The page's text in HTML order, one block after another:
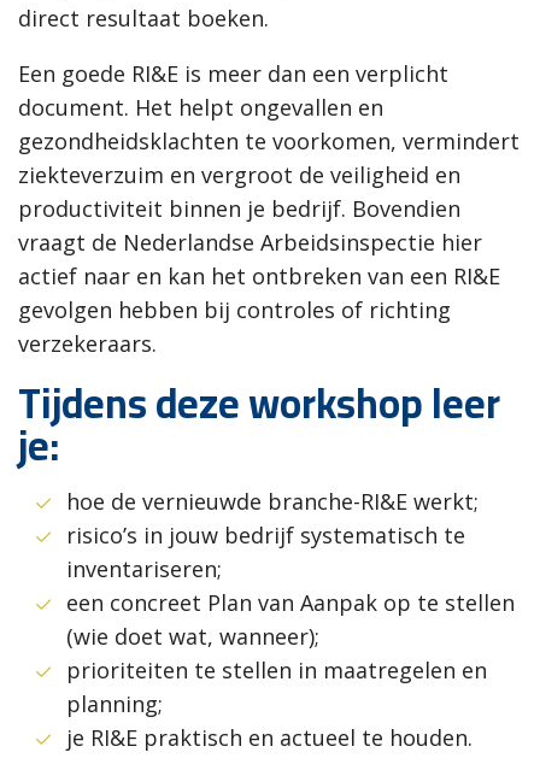
direct resultaat boeken.
Een goede RI&E is meer dan een verplicht
document. Het helpt ongevallen en
gezondheidsklachten te voorkomen, vermindert
ziekteverzuim en vergroot de veiligheid en
productiviteit binnen je bedrijf. Bovendien
vraagt de Nederlandse Arbeidsinspectie hier
actief naar en kan het ontbreken van een RI&E
gevolgen hebben bij controles of richting
verzekeraars.
Tijdens deze workshop leer
je:
hoe de vernieuwde branche-RI&E werkt;
risico’s in jouw bedrijf systematisch te
inventariseren;
een concreet Plan van Aanpak op te stellen
(wie doet wat, wanneer);
prioriteiten te stellen in maatregelen en
planning;
je RI&E praktisch en actueel te houden.